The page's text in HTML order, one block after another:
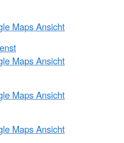
Maps Ansicht
Maps Ansicht
Maps Ansicht
Maps Ansicht